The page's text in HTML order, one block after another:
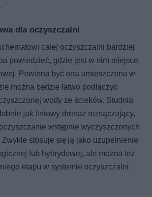
dla oczyszczalni
całej oczyszczalni bardziej
powiedzieć, gdzie jest w nim miejsce
Powinna być ona umieszczona w
można będzie łatwo podłączyć
wody ze ścieków. Studnia
jak liniowy drenaż rozsączający,
wstępnie wyczyszczonych
Zwykle stosuje się ją jako uzupełnienie
lub hybrydowej, ale można też
etapu w systemie oczyszczalni